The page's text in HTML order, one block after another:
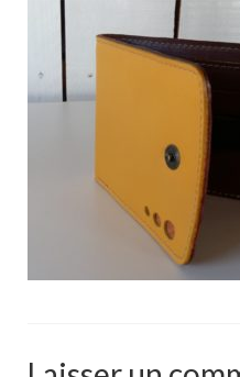
Commandes
E-Boutique
Pour acheter